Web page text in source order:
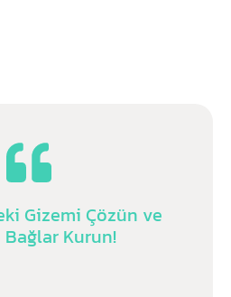
Gizemi Çözün ve
Bağlar Kurun!